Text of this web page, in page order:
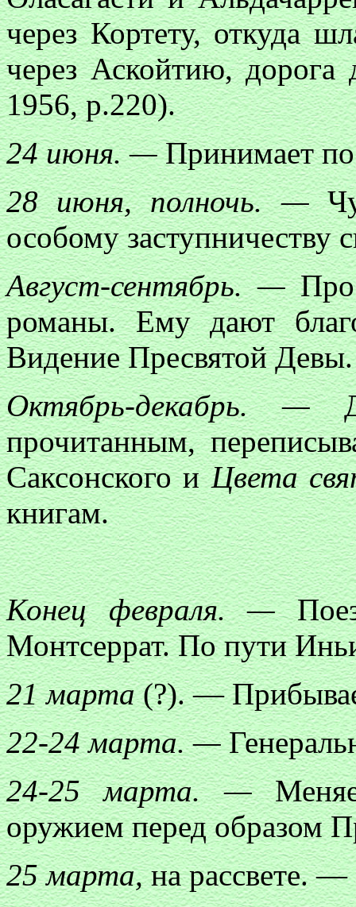
через Кортету, откуда
через Аскойтию,
1956, р.220).
24 июня. —Принимает
28 июня, полночь. —
особому заступничеству
Август-сентябрь. —
романы. Ему дают
Видение Пресвятой Девы.
Октябрь-декабрь. —
прочитанным,
Саксонского иЦвета
книгам.
Конец февраля. —
Монтсеррат. По пути
21 марта(?). —
22-24 марта. —
24-25 марта. —
оружием перед образом
25 марта,на рассвете. —